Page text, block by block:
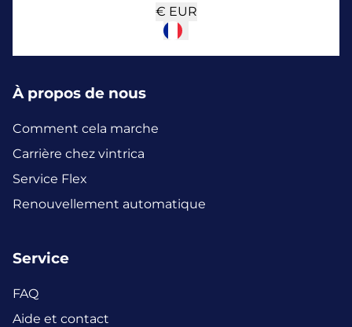
€ EUR
À propos de nous
Comment cela marche
Carrière chez vintrica
Service Flex
Renouvellement automatique
Service
FAQ
Aide et contact